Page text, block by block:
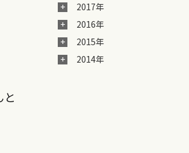
2017年
2016年
2015年
2014年